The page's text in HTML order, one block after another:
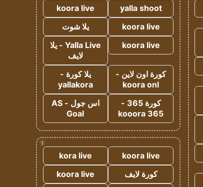
yalla shoot
koora live
koora live
يلا شوت
koora live
Yalla Live - يلا
لايف
كورة اون لاين -
koora onl
يلا كورة -
yallakora
كورة 365 -
kooora 365
اس جول - AS
Goal
!
koora live
kora live
كورة لايف
koora live